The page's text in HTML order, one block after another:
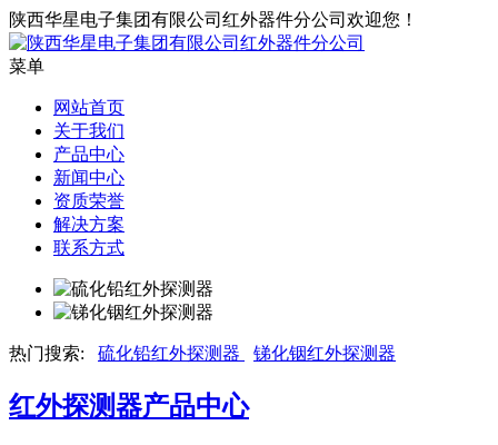
陕西华星电子集团有限公司红外器件分公司欢迎您！
菜单
网站首页
关于我们
产品中心
新闻中心
资质荣誉
解决方案
联系方式
热门搜索: 硫化铅红外探测器 锑化铟红外探测器
红外探测器产品中心